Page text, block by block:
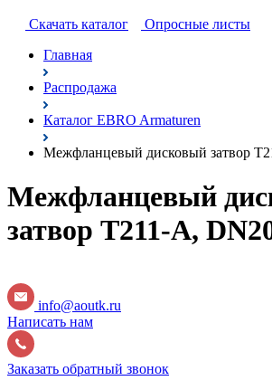
Cкачать каталог
Опросные листы
Главная
Распродажа
Каталог EBRO Armaturen
Межфланцевый дисковый затвор
Межфланцевый
затвор T211-A,
info@aoutk.ru
Написать нам
Заказать обратный звонок